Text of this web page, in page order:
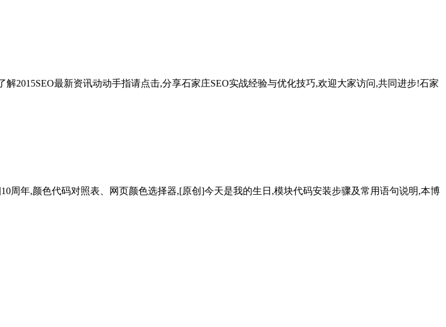
2015SEO最新资讯动动手指请点击,分享石家庄SEO实战经验与优化技巧,欢迎大家访问,共同进步!石家
周年,颜色代码对照表、网页颜色选择器,[原创]今天是我的生日,模块代码安装步骤及常用语句说明,本博